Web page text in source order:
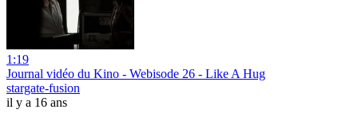
1:19
Journal vidéo du Kino - Webisode 26 - Like A Hug
stargate-fusion
il y a 16 ans